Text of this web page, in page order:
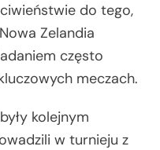
do tego,
Zelandia
często
meczach.
kolejnym
w turnieju z